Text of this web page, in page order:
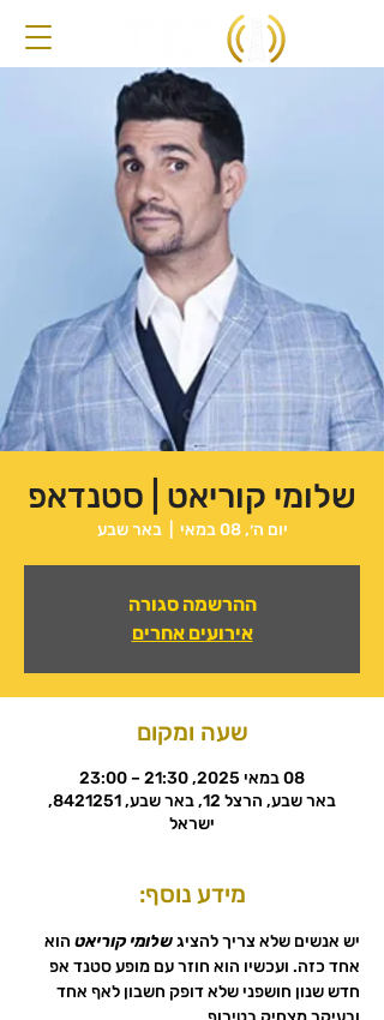
שלומי קוריאט | סטנדאפ
יום ה׳, 08 במאי
  |
באר שבע
ההרשמה סגורה
אירועים אחרים
שעה ומקום
08 במאי 2025, 21:30 – 23:00
באר שבע, הרצל 12, באר שבע, 8421251,
ישראל
מידע נוסף:
יש אנשים שלא צריך להציג שלומי קוריאט הוא
אחד כזה. ועכשיו הוא חוזר עם מופע סטנד אפ
חדש שנון חושפני שלא דופק חשבון לאף אחד